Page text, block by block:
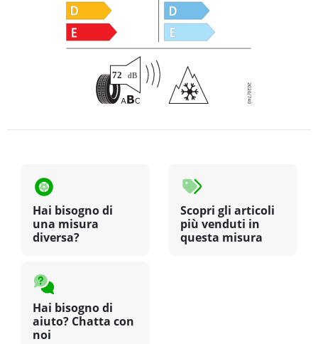
Hai bisogno di
una misura
diversa?
Scopri gli articoli
più venduti in
questa misura
Hai bisogno di
aiuto? Chatta con
noi